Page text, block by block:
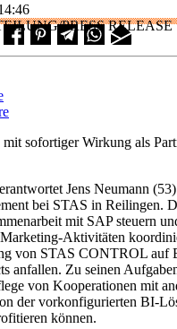
PRESS RELEASE
mit sofortiger Wirkung als
Jens Neumann
bei STAS in Reilingen.
mit SAP steuern
Aktivitäten
von STAS CONTROL auf
anfallen. Zu seinen
von Kooperationen mit
der vorkonfigurierten BI-
können.